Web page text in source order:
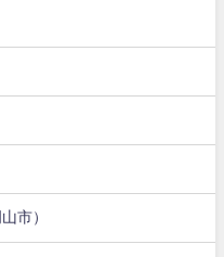
市）